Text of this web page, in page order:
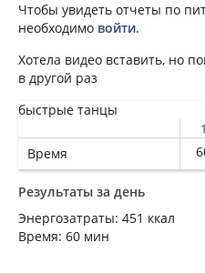
Чтобы увидеть отчеты по
необходимо войти.
Хотела видео вставить, но
в другой раз
быстрые танцы
1
Время
Результаты за день
Энергозатраты: 451 ккал
Время: 60 мин